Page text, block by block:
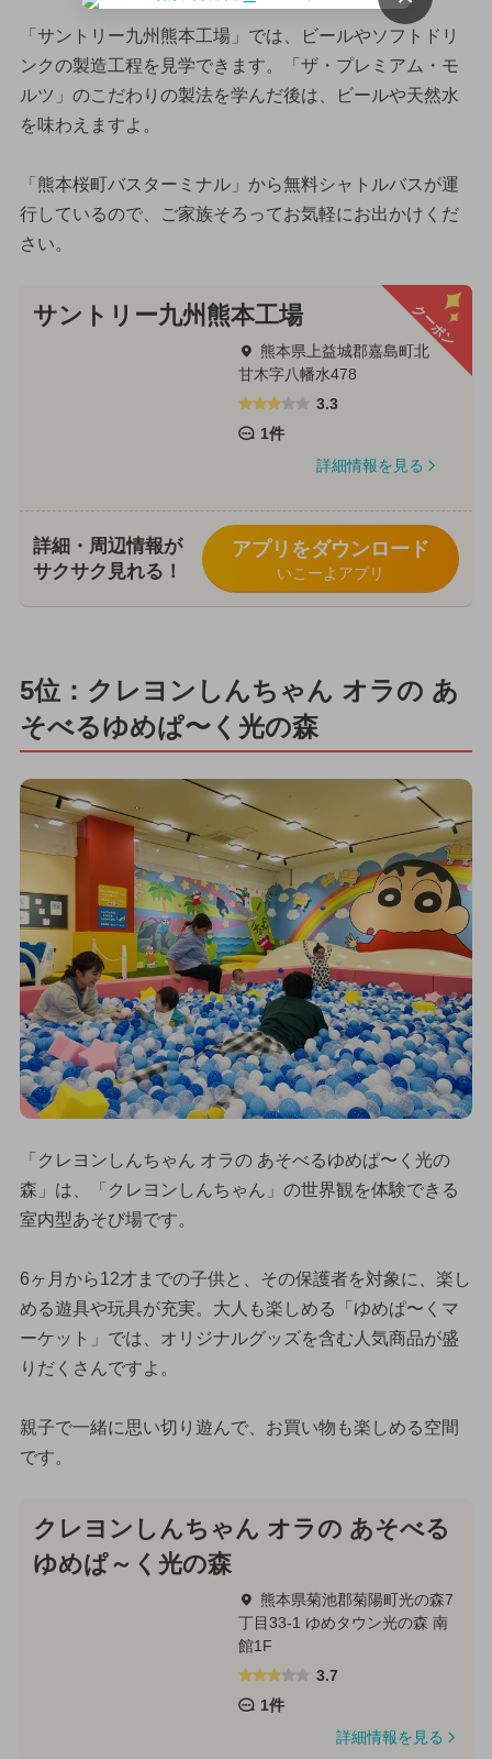
「サントリー九州熊本工場」では、ビールやソフトドリ
ンクの製造工程を見学できます。「ザ・プレミアム・モ
ルツ」のこだわりの製法を学んだ後は、ビールや天然水
を味わえますよ。
「熊本桜町バスターミナル」から無料シャトルバスが運
行しているので、ご家族そろってお気軽にお出かけくだ
さい。
クーポン
サントリー九州熊本工場
熊本県上益城郡嘉島町北
甘木字八幡水478
3.3
1件
詳細情報を見る
詳細・周辺情報が
サクサク見れる！
アプリをダウンロード
いこーよアプリ
5位：クレヨンしんちゃん オラの あ
そべるゆめぱ〜く光の森
「クレヨンしんちゃん オラの あそべるゆめぱ〜く光の
森」は、「クレヨンしんちゃん」の世界観を体験できる
室内型あそび場です。
6ヶ月から12才までの子供と、その保護者を対象に、楽し
める遊具や玩具が充実。大人も楽しめる「ゆめぱ〜くマ
ーケット」では、オリジナルグッズを含む人気商品が盛
りだくさんですよ。
親子で一緒に思い切り遊んで、お買い物も楽しめる空間
です。
クレヨンしんちゃん オラの あそべる
ゆめぱ～く光の森
熊本県菊池郡菊陽町光の森7
丁目33-1 ゆめタウン光の森 南
館1F
3.7
1件
詳細情報を見る